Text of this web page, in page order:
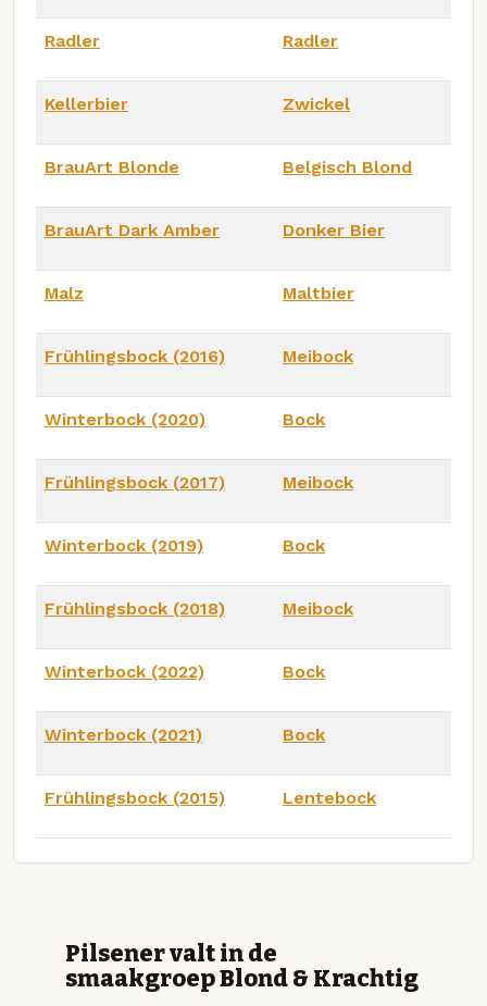
Radler Radler
Kellerbier Zwickel
BrauArt Blonde Belgisch Blond
BrauArt Dark Amber Donker Bier
Malz Maltbier
Frühlingsbock (2016) Meibock
Winterbock (2020) Bock
Frühlingsbock (2017) Meibock
Winterbock (2019) Bock
Frühlingsbock (2018) Meibock
Winterbock (2022) Bock
Winterbock (2021) Bock
Frühlingsbock (2015) Lentebock
Pilsener valt in de
smaakgroep Blond & Krachtig